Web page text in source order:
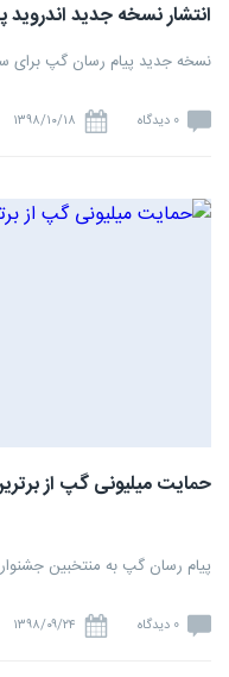
انتشار نسخه جدید اندروید
نسخه جدید پیام رسان گپ برای سیستم عامل
0 دیدگاه ۱۳۹۸/۱۰/۱۸
حمایت میلیونی گپ از
پیام رسان گپ به منتخبین
0 دیدگاه ۱۳۹۸/۰۹/۲۴